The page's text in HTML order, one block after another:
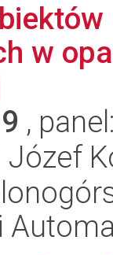
w
,
Józef